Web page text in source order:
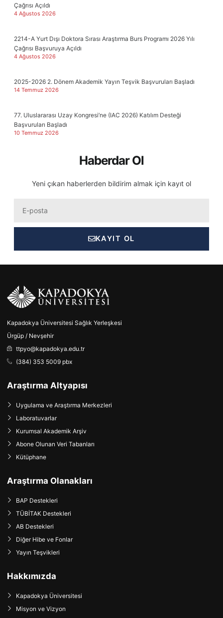
Çağrısı Açıldı
4 Ağustos 2026
2214-A Yurt Dışı Doktora Sırası Araştırma Burs Programı 2026 Yılı
Çağrısı Başvuruya Açıldı
4 Ağustos 2026
2025-2026 2. Dönem Akademik Yayın Teşvik Başvuruları Başladı
14 Temmuz 2026
77. Uluslararası Uzay Kongresi’ne (IAC 2026) Katılım Desteği
Başvuruları Başladı
10 Temmuz 2026
Haberdar Ol
Yeni çıkan haberlerden bildirim almak için kayıt ol
KAYIT OL
Kapadokya Üniversitesi Sağlık Yerleşkesi
Ürgüp / Nevşehir
ttpyo@kapadokya.edu.tr
(384) 353 5009 pbx
Araştırma Altyapısı
Uygulama ve Araştırma Merkezleri
Laboratuvarlar
Kurumsal Akademik Arşiv
Abone Olunan Veri Tabanları
Kütüphane
Araştırma Olanakları
BAP Destekleri
TÜBİTAK Destekleri
AB Destekleri
Diğer Hibe ve Fonlar
Yayın Teşvikleri
Hakkımızda
Kapadokya Üniversitesi
Misyon ve Vizyon